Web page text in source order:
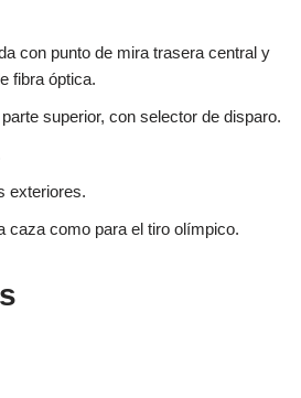
con punto de mira trasera central y
fibra óptica.
superior, con selector de disparo.
exteriores.
caza como para el tiro olímpico.